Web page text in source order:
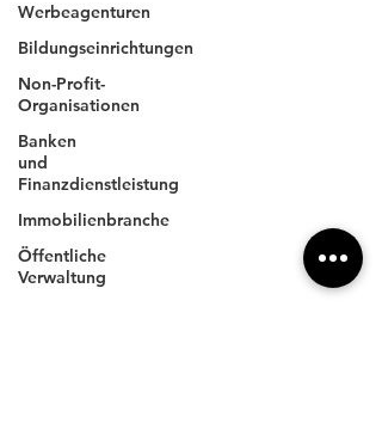
Werbeagenturen
Bildungseinrichtungen
Non-Profit-
Organisationen
Banken
und
Finanzdienstleistung
Immobilienbranche
Öffentliche
Verwaltung
Unternehmen
Impressum
Datenschutz
Wilhelm-Röntgen-Straße 11